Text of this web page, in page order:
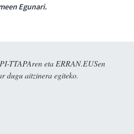
Egunari.
TTAPAren eta ERRAN.EUSen
dugu aitzinera egiteko.